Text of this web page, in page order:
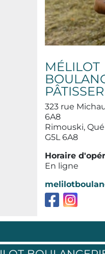
MÉLILOT
323 rue
6A8
Rimouski,
G5L 6A8
Horaire
En ligne